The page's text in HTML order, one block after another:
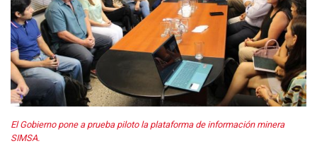
El Gobierno pone a prueba piloto la plataforma de información minera
SIMSA.